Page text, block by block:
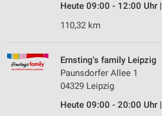
Heute 09:00 - 12:00 Uhr |
110,32 km
Ernsting's family Leipzig
Paunsdorfer Allee 1
04329 Leipzig
Heute 09:00 - 20:00 Uhr |